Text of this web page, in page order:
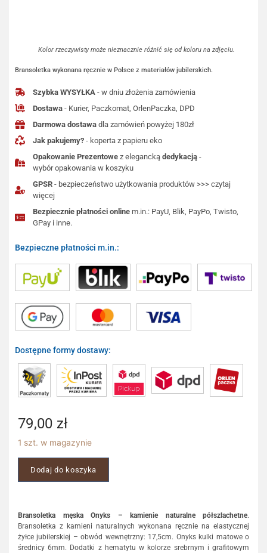
Kolor rzeczywisty może nieznacznie różnić się od koloru na zdjęciu.
Bransoletka wykonana ręcznie w Polsce z materiałów jubilerskich.
Szybka WYSYŁKA - w dniu złożenia zamówienia
Dostawa - Kurier, Paczkomat, OrlenPaczka, DPD
Darmowa dostawa dla zamówień powyżej 180zł
Jak pakujemy? - koperta z papieru eko
Opakowanie Prezentowe z eleganckądedykacją -
wybór opakowania w koszyku
GPSR - bezpieczeństwo użytkowania produktów >>> czytaj
więcej
Bezpiecznie płatności online m.in.: PayU, Blik, PayPo, Twisto,
GPay i inne.
Bezpieczne płatności m.in.:
Dostępne formy dostawy:
79,00 zł
1 szt. w magazynie
Dodaj do koszyka
Bransoletka męska Onyks – kamienie naturalne półszlachetne.
Bransoletka z kamieni naturalnych wykonana ręcznie na elastycznej
żyłce jubilerskiej – obwód wewnętrzny: 17,5cm. Onyks kulki matowe o
średnicy 6mm. Dodatki z hematytu w kolorze srebrnym i grafitowym